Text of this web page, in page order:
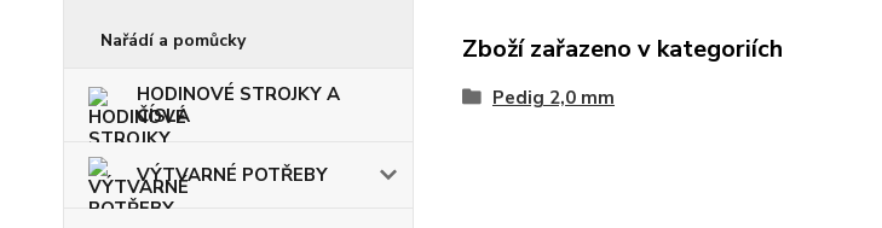
Nařádí a pomůcky
HODINOVÉ STROJKY A
ČÍSLA
VÝTVARNÉ POTŘEBY
Zboží zařazeno v kategoriích
Pedig 2,0 mm